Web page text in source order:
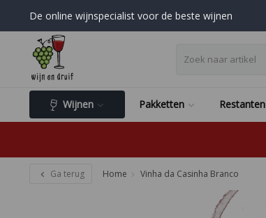
De online wijnspecialist voor de beste wijnen
Wijnen Pakketten Restanten
Ga terug Home Vinha da Casinha Branco